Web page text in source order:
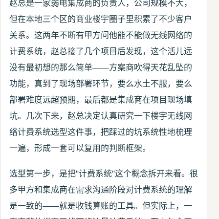
赵总是一家弱电集成商的负责人，公司规模不大，
但在本地三个区的商业楼宇圈子里积累了不少客户
关系。这两年不断有甲方问他能不能做无线网络的
计费系统，赵总接了几个项目后发现，这个活儿远
没有最初想的那么简单——方案商吹得天花乱坠的
功能，真到了现场部署环节，要么水土不服，要么
部署难度远超预期，最后都是集成商在项目现场填
坑。几次下来，赵总决定认真研究一下楼宇无线网
络计费系统选型这件事，把踩过的坑系统性地梳理
一遍，形成一套可以复用的判断框架。
选型第一步，是把"计费系统"这个概念拆开来看。很
多甲方和集成商在需求沟通阶段对计费系统的理解
是一致的——就是收钱算账的工具。但实际上，一